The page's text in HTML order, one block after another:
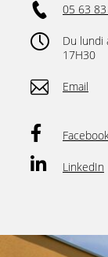
05 63
Du lundi
17H30
Email
LinkedIn